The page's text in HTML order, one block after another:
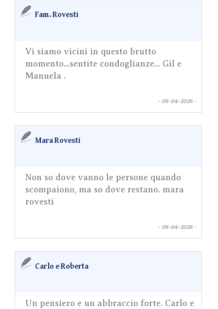
Fam. Rovesti
Vi siamo vicini in questo brutto
momento...sentite condoglianze... Gil e
Manuela .
- 08-04-2026 -
Mara Rovesti
Non so dove vanno le persone quando
scompaiono, ma so dove restano. mara
rovesti
- 08-04-2026 -
Carlo e Roberta
Un pensiero e un abbraccio forte. Carlo e